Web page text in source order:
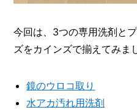
今回は、3つの専用洗剤と
ズをカインズで揃えてみま
鏡のウロコ取り
水アカ汚れ用洗剤